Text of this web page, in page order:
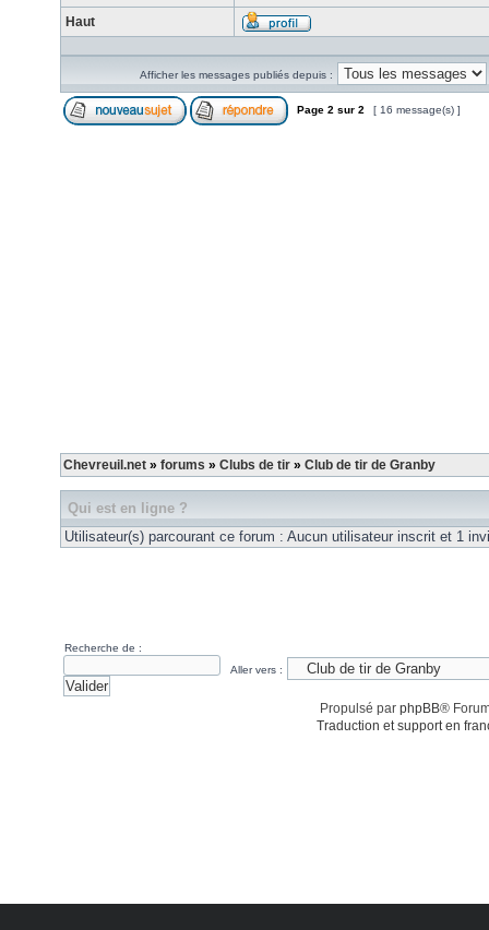
Haut
Afficher les messages publiés depuis :
Page 2 sur 2 [ 16 message(s) ]
Chevreuil.net » forums » Clubs de tir » Club de tir de Granby
Qui est en ligne ?
Utilisateur(s) parcourant ce forum : Aucun utilisateur inscrit et 1
Recherche de :
Aller vers :
Propulsé par phpBB®
Traduction et support en